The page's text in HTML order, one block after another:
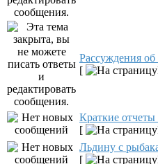
Рассуждения
[
Краткие
[
Льдину с
[